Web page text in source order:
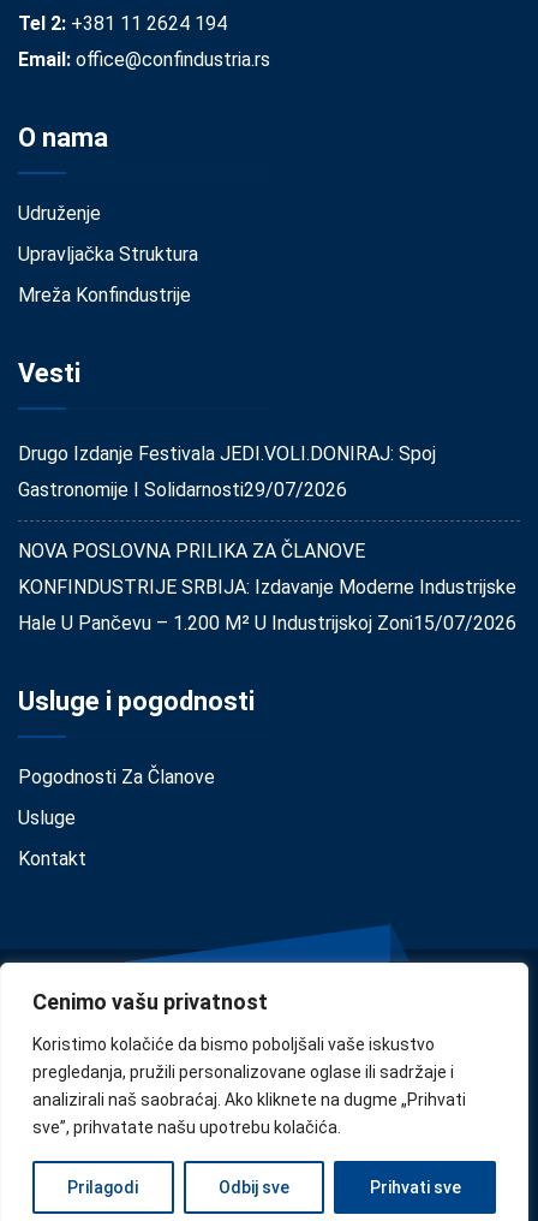
Cenimo vašu privatnost
Koristimo kolačiće da bismo poboljšali vaše iskustvo
pregledanja, pružili personalizovane oglase ili sadržaje i
analizirali naš saobraćaj. Ako kliknete na dugme „Prihvati
sve”, prihvatate našu upotrebu kolačića.
Prilagodi Odbij sve Prihvati sve
Tel 2: +381 11 2624 194
Email: office@confindustria.rs
O nama
Udruženje
Upravljačka Struktura
Mreža Konfindustrije
Vesti
Drugo Izdanje Festivala JEDI.VOLI.DONIRAJ: Spoj
Gastronomije I Solidarnosti29/07/2026
NOVA POSLOVNA PRILIKA ZA ČLANOVE
KONFINDUSTRIJE SRBIJA: Izdavanje Moderne Industrijske
Hale U Pančevu – 1.200 M² U Industrijskoj Zoni15/07/2026
Usluge i pogodnosti
Pogodnosti Za Članove
Usluge
Kontakt
Privacy• Cookie Policy•Disclaimer
Copyright © 2024Confindustria Serbia. Designed byZoe
Milano